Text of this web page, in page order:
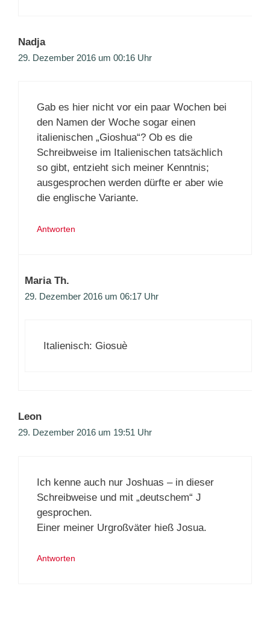
Nadja
29. Dezember 2016 um 00:16 Uhr
Gab es hier nicht vor ein paar Wochen bei
den Namen der Woche sogar einen
italienischen „Gioshua“? Ob es die
Schreibweise im Italienischen tatsächlich
so gibt, entzieht sich meiner Kenntnis;
ausgesprochen werden dürfte er aber wie
die englische Variante.
Antworten
Maria Th.
29. Dezember 2016 um 06:17 Uhr
Italienisch: Giosuè
Leon
29. Dezember 2016 um 19:51 Uhr
Ich kenne auch nur Joshuas – in dieser
Schreibweise und mit „deutschem“ J
gesprochen.
Einer meiner Urgroßväter hieß Josua.
Antworten